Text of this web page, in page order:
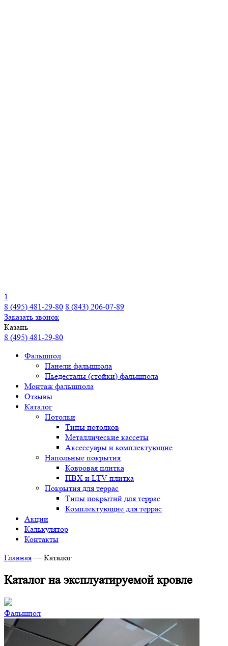
1
8 (495) 481-29-80 8 (843) 206-07-89
Заказать звонок
Казань
8 (495) 481-29-80
Фальшпол
Панели фальшпола
Пьедесталы (стойки) фальшпола
Монтаж фальшпола
Отзывы
Каталог
Потолки
Типы потолков
Металлические кассеты
Аксессуары и комплектующие
Напольные покрытия
Ковровая плитка
ПВХ и LTV плитка
Покрытия для террас
Типы покрытий для террас
Комплектующие для террас
Акции
Калькулятор
Контакты
Главная — Каталог
Каталог на эксплуатируемой кровле
Фальшпол